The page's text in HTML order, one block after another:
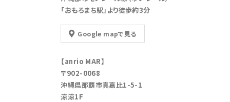
「おもろまち駅」より徒歩約3分
Google mapで見る
【anrio MAR】
〒902-0068
沖縄県那覇市真嘉比1-5-1
涼涼1F